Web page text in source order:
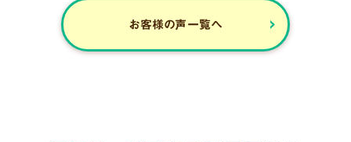
お客様の声一覧へ